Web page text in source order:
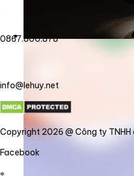
0867.800.878
info@lehuy.net
Copyright 2026 @ Công ty TNHH
Facebook